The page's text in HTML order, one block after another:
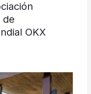
de
OKX